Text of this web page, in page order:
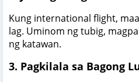
Kung international flight,
lag. Uminom ng tubig,
ng katawan.
3. Pagkilala sa Bagong